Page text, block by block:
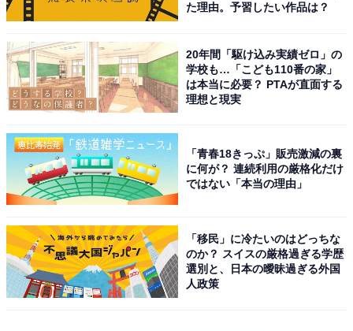
「豊富な泉質が集まる温泉地として知られ、湯めぐ
りをしながら自分の体調や気分に合ったお湯を選べ
る点に魅力を感じました。雪に覆われた山あいの町
並みと、湯けむりが立ち上る風景の中で、じっくり
と湯を楽しむ時間は、冬ならではの贅沢な過ごし方
だと思い、訪れてみたいと感じました」（30代女性
／沖縄県）
泉地」に関するアンケートより抜粋（調査期間：2026年
1月14～15日、回答者250人）
※掲載されている情報は記事公開時のものです。あらか
た理由。予習したい作品は？
20年間「駆け込み実績ゼロ」の
学校も…「こども110番の家」
は本当に必要？ PTAが直面する
理想と現実
「青春18きっぷ」販売激減の裏
に何が？ 連続利用の厳格化だけ
ではない「本当の理由」
「移民」に冷たいのはどっちな
のか？ スイスの厳格過ぎる学歴
選別と、日本の曖昧過ぎる外国
人政策